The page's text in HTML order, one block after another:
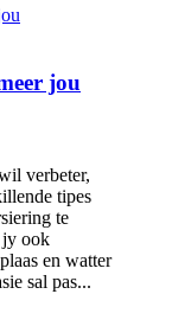
jou
verbeter,
tipes
te
jy ook
en watter
sal pas...